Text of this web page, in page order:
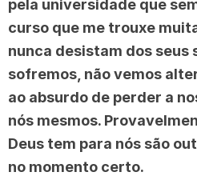
pela universidade que
curso que me trouxe
nunca desistam dos seus
sofremos, não vemos
ao absurdo de perder a
nós mesmos.
Deus tem para nós são
no momento certo.